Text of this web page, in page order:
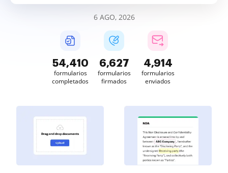
6 AGO, 2026
54,410
formularios
completados
6,627
formularios
firmados
4,914
formularios
enviados